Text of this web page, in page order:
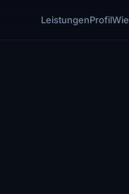
LeistungenProfil